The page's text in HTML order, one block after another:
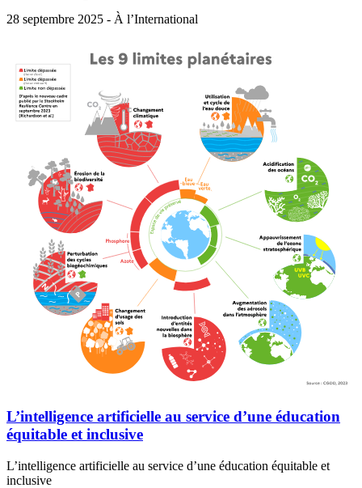
28 septembre 2025 - À l’International
L’intelligence artificielle au service d’une éducation
équitable et inclusive
L’intelligence artificielle au service d’une éducation équitable et
inclusive